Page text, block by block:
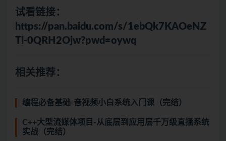
试看链接：
https://pan.baidu.com/s/1ebQk7KAOeNZ
Ti-0QRH2Ojw?pwd=oywq
相关推荐：
编程必备基础-音视频小白系统入门课（完结）
C++大型流媒体项目-从底层到应用层千万级直播系统
实战（完结）